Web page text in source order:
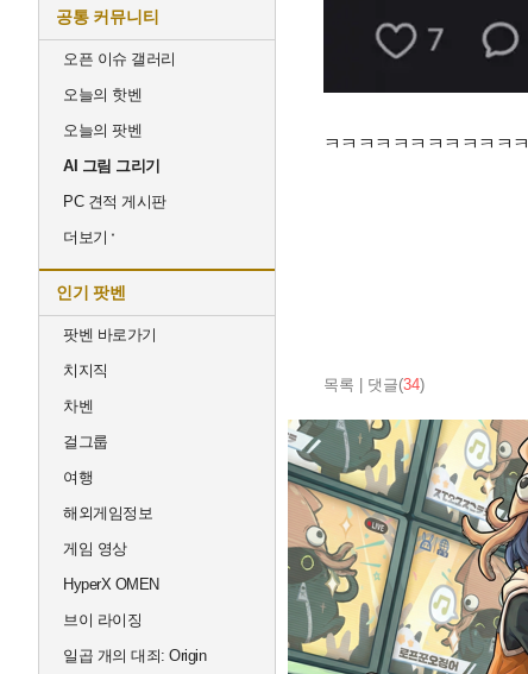
공통 커뮤니티
오픈 이슈 갤러리
오늘의 핫벤
오늘의 팟벤
AI 그림 그리기
PC 견적 게시판
더보기
인기 팟벤
팟벤 바로가기
치지직
차벤
걸그룹
여행
해외게임정보
게임 영상
HyperX OMEN
브이 라이징
일곱 개의 대죄: Origin
ㅋㅋㅋㅋㅋㅋㅋㅋㅋㅋㅋ
목록 | 댓글(34)